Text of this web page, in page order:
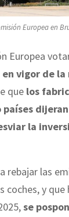
Europea en
Europea
vigor de
que los
la
rebajar las
coches, y que
se